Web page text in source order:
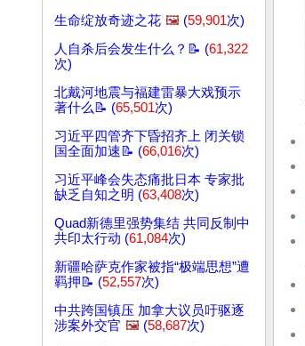
生命绽放奇迹之花 🖼️ (59,901次)
人自杀后会发生什么？📝 (61,322
次)
北戴河地震与福建雷暴大戏预示
著什么📝 (65,501次)
习近平四管齐下昏招齐上 闭关锁
国全面加速📝 (66,016次)
习近平峰会失态痛批日本 专家批
缺乏自知之明 (63,408次)
Quad新德里强势集结 共同反制中
共印太行动 (61,084次)
新疆哈萨克作家被指“极端思想”遭
羁押📝 (52,557次)
中共跨国镇压 加拿大议员吁驱逐
涉案外交官 🖼️ (58,687次)